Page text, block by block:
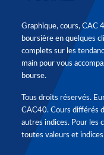
Graphique, cours, CAC
boursière en quelques
complets sur les
main pour vous
bourse.
Tous droits réservés.
CAC40. Cours différés
autres indices. Pour les
toutes valeurs et